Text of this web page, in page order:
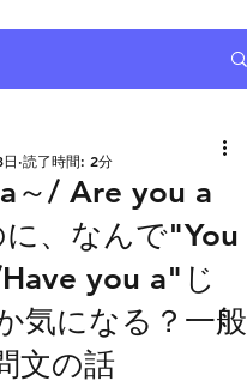
～/ Are you a
、なんで"You
you a"じ
気になる？一般
文の話
読了時間: 2分